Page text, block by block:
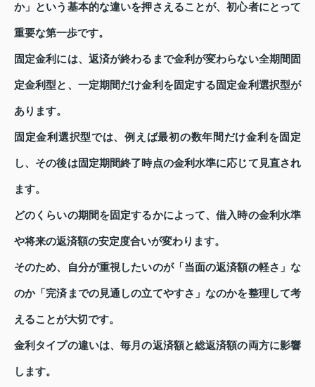
か」という基本的な違いを押さえることが、初心者にとって
重要な第一歩です。
固定金利には、返済が終わるまで金利が変わらない全期間固
定金利型と、一定期間だけ金利を固定する固定金利選択型が
あります。
固定金利選択型では、例えば最初の数年間だけ金利を固定
し、その後は固定期間終了時点の金利水準に応じて見直され
ます。
どのくらいの期間を固定するかによって、借入時の金利水準
や将来の返済額の安定度合いが変わります。
そのため、自分が重視したいのが「当面の返済額の軽さ」な
のか「完済までの見通しの立てやすさ」なのかを整理して考
えることが大切です。
金利タイプの違いは、毎月の返済額と総返済額の両方に影響
します。